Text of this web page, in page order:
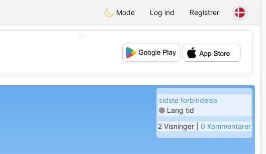
Mode Log ind Registrer
💕
sidste forbindelse
Lang tid
2 Visninger | 0 Kommentarer